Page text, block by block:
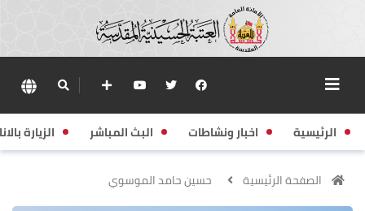
الرئيسية اخبار ونشاطات البث المباشر الزيارة
الصفحة الرئيسية حسين حامد الموسوي